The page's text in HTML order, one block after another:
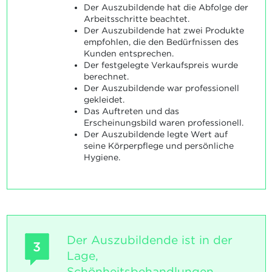
Der Auszubildende hat die Abfolge der
Arbeitsschritte beachtet.
Der Auszubildende hat zwei Produkte
empfohlen, die den Bedürfnissen des
Kunden entsprechen.
Der festgelegte Verkaufspreis wurde
berechnet.
Der Auszubildende war professionell
gekleidet.
Das Auftreten und das
Erscheinungsbild waren professionell.
Der Auszubildende legte Wert auf
seine Körperpflege und persönliche
Hygiene.
3
Der Auszubildende ist in der
Lage,